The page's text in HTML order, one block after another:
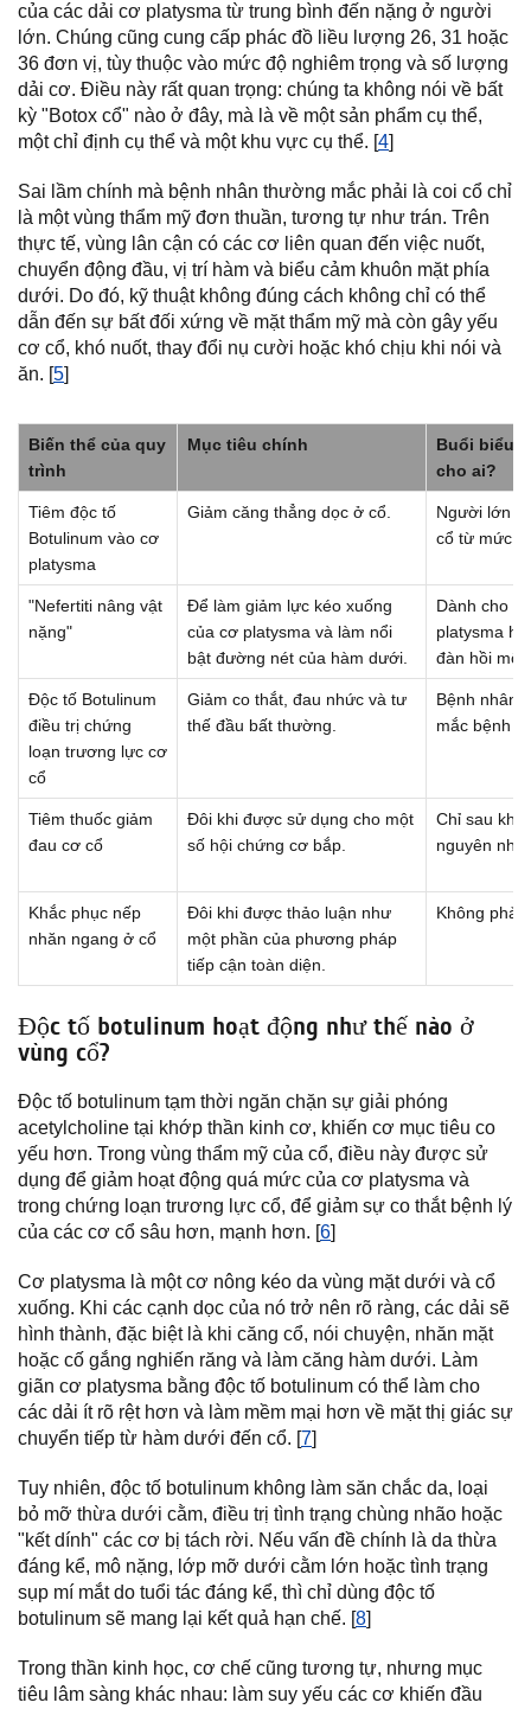
của các dải cơ platysma từ trung bình đến nặng ở người
lớn. Chúng cũng cung cấp phác đồ liều lượng 26, 31 hoặc
36 đơn vị, tùy thuộc vào mức độ nghiêm trọng và số lượng
dải cơ. Điều này rất quan trọng: chúng ta không nói về bất
kỳ "Botox cổ" nào ở đây, mà là về một sản phẩm cụ thể,
một chỉ định cụ thể và một khu vực cụ thể. [4]
Sai lầm chính mà bệnh nhân thường mắc phải là coi cổ chỉ
là một vùng thẩm mỹ đơn thuần, tương tự như trán. Trên
thực tế, vùng lân cận có các cơ liên quan đến việc nuốt,
chuyển động đầu, vị trí hàm và biểu cảm khuôn mặt phía
dưới. Do đó, kỹ thuật không đúng cách không chỉ có thể
dẫn đến sự bất đối xứng về mặt thẩm mỹ mà còn gây yếu
cơ cổ, khó nuốt, thay đổi nụ cười hoặc khó chịu khi nói và
ăn. [5]
Biến thể của quy
trình
Mục tiêu chính
Buổi biểu
cho ai?
Tiêm độc tố
Botulinum vào cơ
platysma
Giảm căng thẳng dọc ở cổ.
Người lớn
cổ từ mức
"Nefertiti nâng vật
nặng"
Để làm giảm lực kéo xuống
của cơ platysma và làm nổi
bật đường nét của hàm dưới.
Dành cho
platysma
đàn hồi mô
Độc tố Botulinum
điều trị chứng
loạn trương lực cơ
cổ
Giảm co thắt, đau nhức và tư
thế đầu bất thường.
Bệnh nhân
mắc bệnh
Tiêm thuốc giảm
đau cơ cổ
Đôi khi được sử dụng cho một
số hội chứng cơ bắp.
Chỉ sau khi
nguyên
Khắc phục nếp
nhăn ngang ở cổ
Đôi khi được thảo luận như
một phần của phương pháp
tiếp cận toàn diện.
Không phải
Độc tố botulinum hoạt động như thế nào ở
vùng cổ?
Độc tố botulinum tạm thời ngăn chặn sự giải phóng
acetylcholine tại khớp thần kinh cơ, khiến cơ mục tiêu co
yếu hơn. Trong vùng thẩm mỹ của cổ, điều này được sử
dụng để giảm hoạt động quá mức của cơ platysma và
trong chứng loạn trương lực cổ, để giảm sự co thắt bệnh lý
của các cơ cổ sâu hơn, mạnh hơn. [6]
Cơ platysma là một cơ nông kéo da vùng mặt dưới và cổ
xuống. Khi các cạnh dọc của nó trở nên rõ ràng, các dải sẽ
hình thành, đặc biệt là khi căng cổ, nói chuyện, nhăn mặt
hoặc cố gắng nghiến răng và làm căng hàm dưới. Làm
giãn cơ platysma bằng độc tố botulinum có thể làm cho
các dải ít rõ rệt hơn và làm mềm mại hơn về mặt thị giác sự
chuyển tiếp từ hàm dưới đến cổ. [7]
Tuy nhiên, độc tố botulinum không làm săn chắc da, loại
bỏ mỡ thừa dưới cằm, điều trị tình trạng chùng nhão hoặc
"kết dính" các cơ bị tách rời. Nếu vấn đề chính là da thừa
đáng kể, mô nặng, lớp mỡ dưới cằm lớn hoặc tình trạng
sụp mí mắt do tuổi tác đáng kể, thì chỉ dùng độc tố
botulinum sẽ mang lại kết quả hạn chế. [8]
Trong thần kinh học, cơ chế cũng tương tự, nhưng mục
tiêu lâm sàng khác nhau: làm suy yếu các cơ khiến đầu